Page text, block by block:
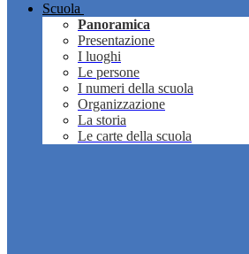
Scuola
Panoramica
Presentazione
I luoghi
Le persone
I numeri della scuola
Organizzazione
La storia
Le carte della scuola